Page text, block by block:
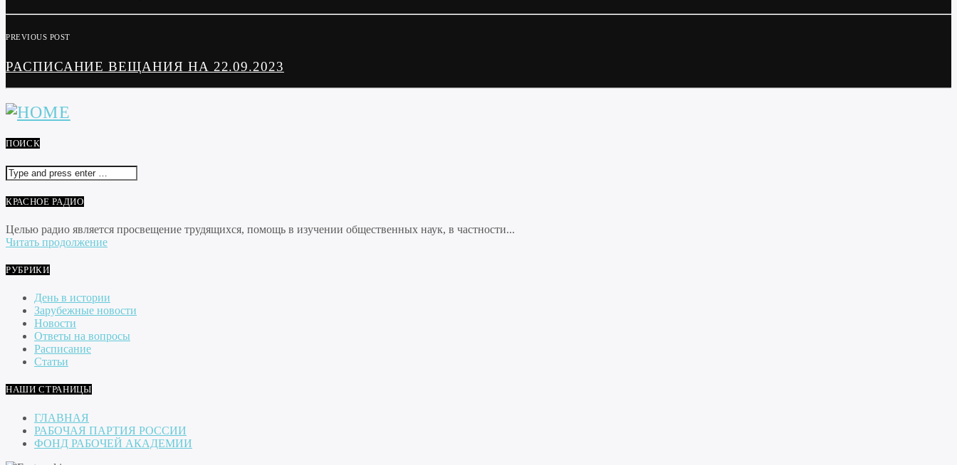
PREVIOUS POST
РАСПИСАНИЕ ВЕЩАНИЯ НА 22.09.2023
ПОИСК
КРАСНОЕ РАДИО
Целью радио является просвещение трудящихся, помощь в изучении общественных наук, в частности...
Читать продолжение
РУБРИКИ
День в истории
Зарубежные новости
Новости
Ответы на вопросы
Расписание
Статьи
НАШИ СТРАНИЦЫ
ГЛАВНАЯ
РАБОЧАЯ ПАРТИЯ РОССИИ
ФОНД РАБОЧЕЙ АКАДЕМИИ